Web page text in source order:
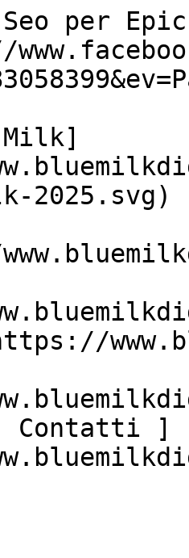
per
2025.svg)
Contatti ]